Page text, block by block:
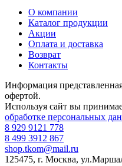
О компании
Каталог продукции
Акции
Оплата и доставка
Возврат
Контакты
Информация
офертой.
Используя сайт вы
обработке персональных
8 929 9121 778
8 499 3912 867
shop.tkom@mail.ru
125475, г. Москва,